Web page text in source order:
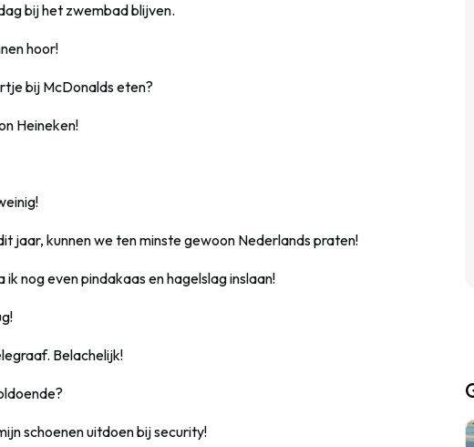
bij het zwembad blijven.
hoor!
bij McDonalds eten?
Heineken!
jaar, kunnen we ten minste gewoon Nederlands praten!
nog even pindakaas en hagelslag inslaan!
Belachelijk!
schoenen uitdoen bij security!